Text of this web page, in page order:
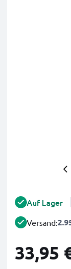
Auf Lager
Versand:
33,95